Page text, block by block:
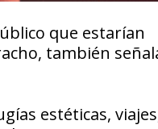
que estarían
también
estéticas,